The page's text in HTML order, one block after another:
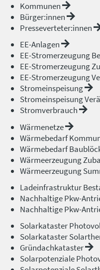
Kommunen
Bürger:innen
Presseverteter:innen
EE-Anlagen
EE-Stromerzeugung
EE-Stromerzeugung
EE-Stromerzeugung
Stromeinspeisung
Stromeinspeisung
Stromverbrauch
Wärmenetze
Wärmebedarf
Wärmebedarf
Wärmeerzeugung
Wärmeerzeugung
Ladeinfrastruktur
Nachhaltige Pkw-
Nachhaltige Pkw-
Solarkataster
Solarkataster
Gründachkataster
Solarpotenziale